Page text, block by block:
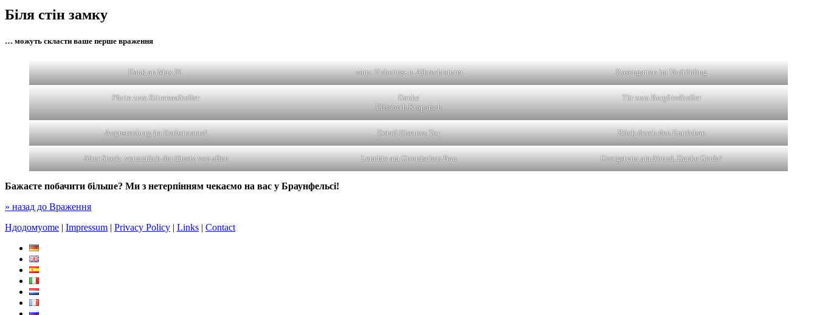
Біля стін замку
… можуть скласти ваше перше враження
Dank an Max Pl. vorn: Hubertus- u. Albrechtsturm Rosengarten im Vorfrühling
Pforte zum Rittersaalkeller
Danke
Elisabeth Kropatsch
Tür zum Bergfriedkeller
Augustenburg im Herbstmantel Detail Eisernes Tor Blick durch den Entréebau
Alter Stock: vermutlich der älteste von allen Leuchte am Ottonischen Bau Georgsturm am Abend, Danke Gerda!
Бажаєте побачити більше? Ми з нетерпінням чекаємо на вас у Браунфельсі!
» назад до Враження
Hдодомуome | Impressum | Privacy Policy | Links | Contact